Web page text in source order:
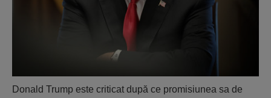
Donald Trump este criticat după ce promisiunea sa de